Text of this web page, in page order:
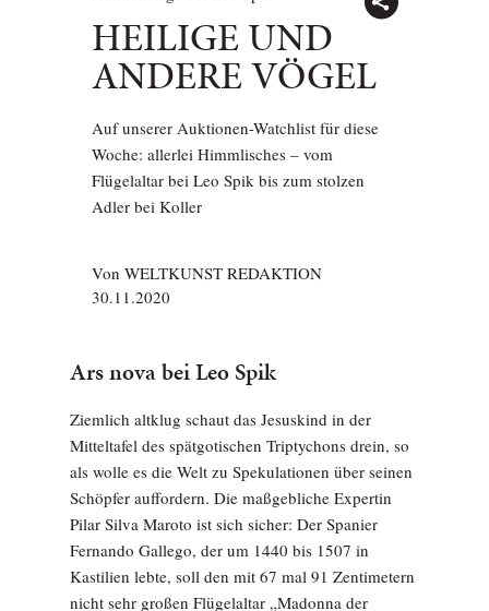
HEILIGE UND
ANDERE VÖGEL
Auf unserer Auktionen-Watchlist für diese
Woche: allerlei Himmlisches – vom
Flügelaltar bei Leo Spik bis zum stolzen
Adler bei Koller
Von WELTKUNST REDAKTION
30.11.2020
Ars nova bei Leo Spik
Ziemlich altklug schaut das Jesuskind in der
Mitteltafel des spätgotischen Triptychons drein, so
als wolle es die Welt zu Spekulationen über seinen
Schöpfer auffordern. Die maßgebliche Expertin
Pilar Silva Maroto ist sich sicher: Der Spanier
Fernando Gallego, der um 1440 bis 1507 in
Kastilien lebte, soll den mit 67 mal 91 Zentimetern
nicht sehr großen Flügelaltar „Madonna der